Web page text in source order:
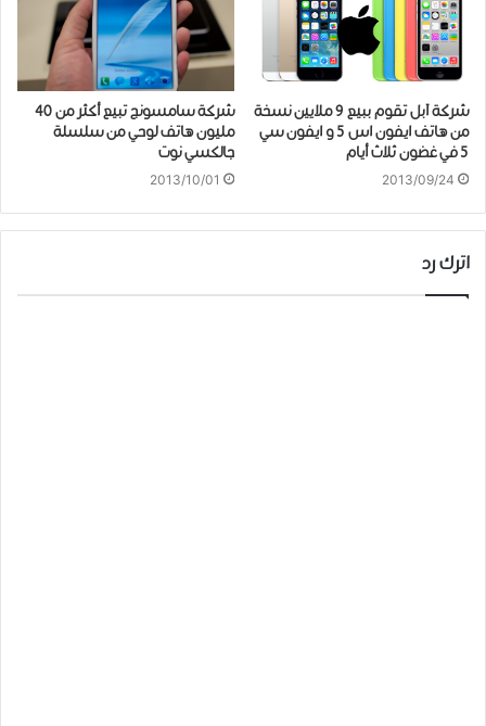
شركة آبل تقوم ببيع 9 ملايين نسخة
من هاتف ايفون اس 5 و ايفون سي
5 في غضون ثلاث أيام
2013/09/24
شركة سامسونج تبيع أكثر من 40
مليون هاتف لوحي من سلسلة
جالكسي نوت
2013/10/01
اترك رد